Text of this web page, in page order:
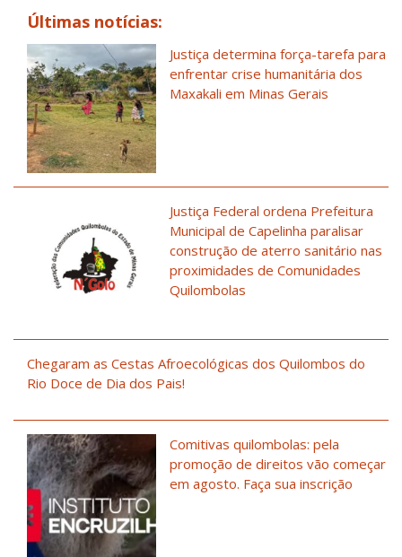
Últimas notícias:
Justiça determina força-tarefa para
enfrentar crise humanitária dos
Maxakali em Minas Gerais
Justiça Federal ordena Prefeitura
Municipal de Capelinha paralisar
construção de aterro sanitário nas
proximidades de Comunidades
Quilombolas
Chegaram as Cestas Afroecológicas dos Quilombos do
Rio Doce de Dia dos Pais!
Comitivas quilombolas: pela
promoção de direitos vão começar
em agosto. Faça sua inscrição